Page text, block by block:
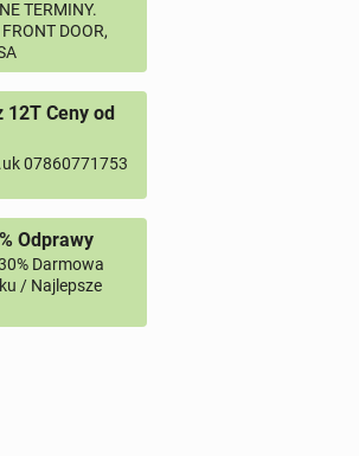
TERMINY.
DOOR,
Ceny od
07860771753
Odprawy
Darmowa
/ Najlepsze